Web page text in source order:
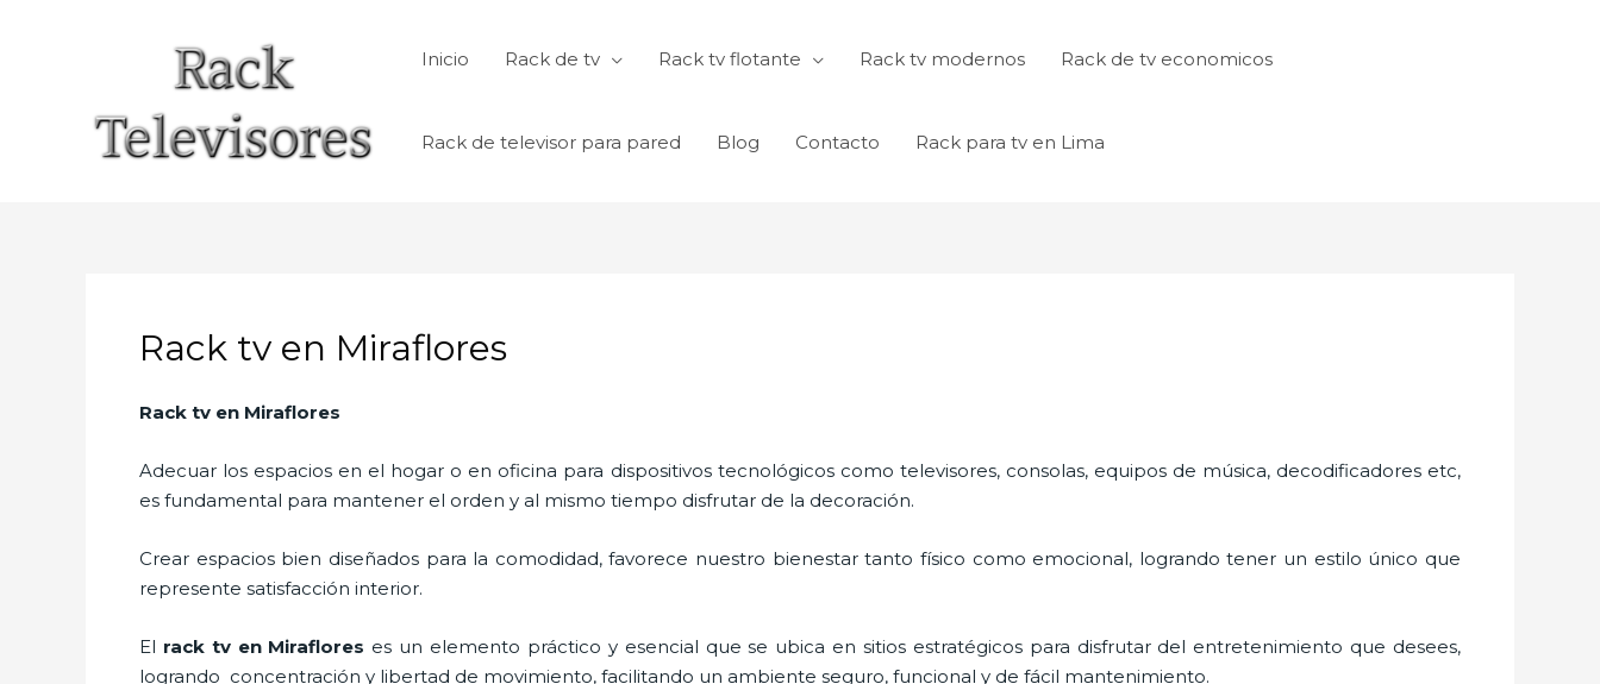
Inicio Rack de tv Rack tv flotante Rack tv modernos Rack de tv economicos
Rack de televisor para pared Blog Contacto Rack para tv en Lima
Rack tv en Miraflores
Rack tv en Miraflores
Adecuar los espacios en el hogar o en oficina para dispositivos tecnológicos como televisores, consolas, equipos de música, decodificadores etc,
es fundamental para mantener el orden y al mismo tiempo disfrutar de la decoración.
Crear espacios bien diseñados para la comodidad, favorece nuestro bienestar tanto físico como emocional, logrando tener un estilo único que
represente satisfacción interior.
El rack tv en Miraflores es un elemento práctico y esencial que se ubica en sitios estratégicos para disfrutar del entretenimiento que desees,
logrando concentración y libertad de movimiento, facilitando un ambiente seguro, funcional y de fácil mantenimiento.